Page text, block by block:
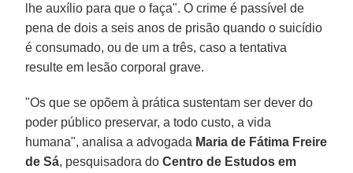
lhe auxílio para que o faça". O crime é passível de
pena de dois a seis anos de prisão quando o suicídio
é consumado, ou de um a três, caso a tentativa
resulte em lesão corporal grave.
"Os que se opõem à prática sustentam ser dever do
poder público preservar, a todo custo, a vida
humana", analisa a advogada Maria de Fátima Freire
de Sá, pesquisadora doCentro de Estudos em